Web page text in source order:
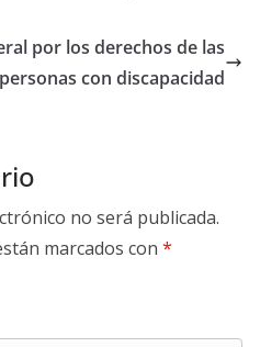
por los derechos de las
personas con discapacidad
no será publicada.
marcados con *